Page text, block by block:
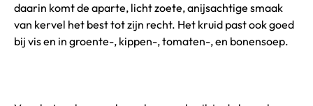
daarin komt de aparte, licht zoete, anijsachtige smaak
van kervel het best tot zijn recht. Het kruid past ook goed
bij vis en in groente-, kippen-, tomaten-, en bonensoep.